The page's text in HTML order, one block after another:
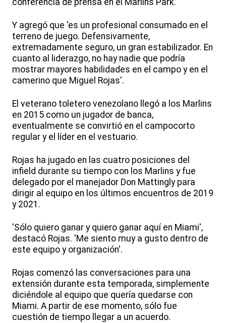
conferencia de prensa en el Marlins Park.
Y agregó que 'es un profesional consumado en el
terreno de juego. Defensivamente,
extremadamente seguro, un gran estabilizador. En
cuanto al liderazgo, no hay nadie que podría
mostrar mayores habilidades en el campo y en el
camerino que Miguel Rojas'.
El veterano toletero venezolano llegó a los Marlins
en 2015 como un jugador de banca,
eventualmente se convirtió en el campocorto
regular y el líder en el vestuario.
Rojas ha jugado en las cuatro posiciones del
infield durante su tiempo con los Marlins y fue
delegado por el manejador Don Mattingly para
dirigir al equipo en los últimos encuentros de 2019
y 2021.
'Sólo quiero ganar y quiero ganar aquí en Miami',
destacó Rojas. 'Me siento muy a gusto dentro de
este equipo y organización'.
Rojas comenzó las conversaciones para una
extensión durante esta temporada, simplemente
diciéndole al equipo que quería quedarse con
Miami. A partir de ese momento, sólo fue
cuestión de tiempo llegar a un acuerdo.